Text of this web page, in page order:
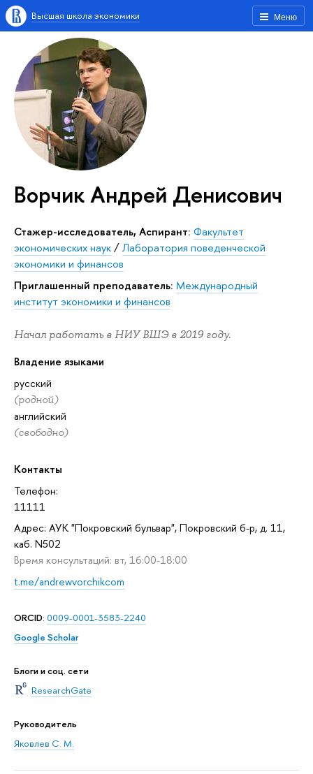
Меню
Высшая школа экономики
Ворчик Андрей Денисович
Стажер-исследователь, Аспирант: Факультет
экономических наук/Лаборатория поведенческой
экономики и финансов
Приглашенный преподаватель: Международный
институт экономики и финансов
Начал работать в НИУ ВШЭ в 2019 году.
Владение языками
русский
(родной)
английский
(свободно)
Контакты
Телефон:
11111
Адрес: АУК "Покровский бульвар", Покровский б-р, д. 11,
каб. N502
Время консультаций: вт, 16:00-18:00
t.me/andrewvorchikcom
ORCID: 0009-0001-3583-2240
Google Scholar
Блоги и соц. сети
ResearchGate
Руководитель
Яковлев С. М.